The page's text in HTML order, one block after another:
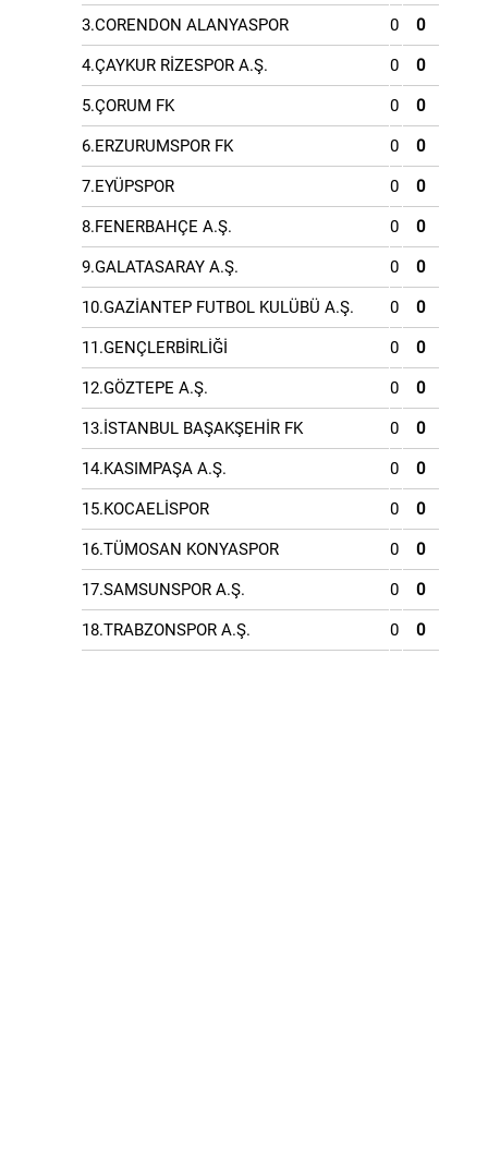
3.CORENDON ALANYASPOR 0 0
4.ÇAYKUR RİZESPOR A.Ş. 0 0
5.ÇORUM FK 0 0
6.ERZURUMSPOR FK 0 0
7.EYÜPSPOR 0 0
8.FENERBAHÇE A.Ş. 0 0
9.GALATASARAY A.Ş. 0 0
10.GAZİANTEP FUTBOL KULÜBÜ A.Ş. 0 0
11.GENÇLERBİRLİĞİ 0 0
12.GÖZTEPE A.Ş. 0 0
13.İSTANBUL BAŞAKŞEHİR FK 0 0
14.KASIMPAŞA A.Ş. 0 0
15.KOCAELİSPOR 0 0
16.TÜMOSAN KONYASPOR 0 0
17.SAMSUNSPOR A.Ş. 0 0
18.TRABZONSPOR A.Ş. 0 0